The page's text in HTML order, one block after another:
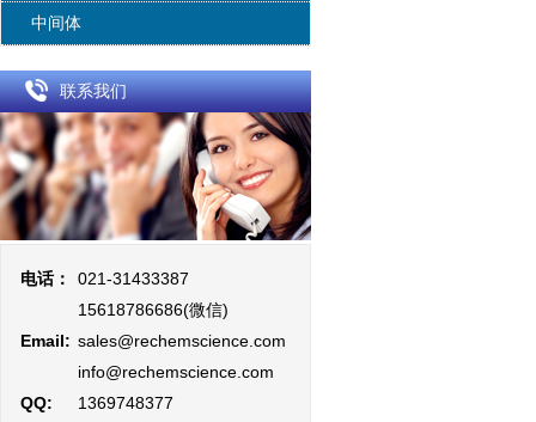
中间体
联系我们
电话：
021-31433387
15618786686(微信)
Email: sales@rechemscience.com
info@rechemscience.com
QQ:
1369748377